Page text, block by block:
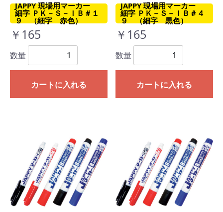
JAPPY 現場用マーカー
細字 ＰＫ－Ｓ－ＩＢ＃１
９ （細字 赤色）
￥165
数量
カートに入れる
JAPPY 現場用マーカー
細字 ＰＫ－Ｓ－ＩＢ＃４
９ （細字 黒色）
￥165
数量
カートに入れる